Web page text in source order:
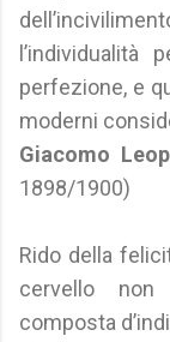
perfezione, e
moderni
Giacomo
1898/1900)
Rido della
cervello
composta